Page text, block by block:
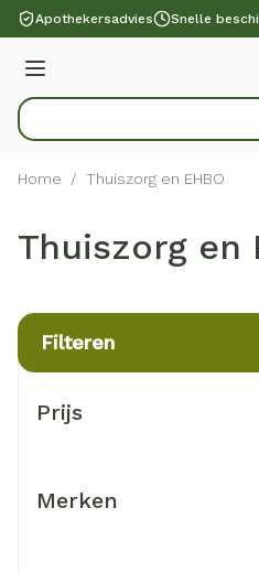
Ga naar de inhoud
Apothekersadvies Snelle
Menu
Product, merk, categorie...
Home / Thuiszorg en EHBO
Thuiszorg en
Filteren
Prijs
Merken